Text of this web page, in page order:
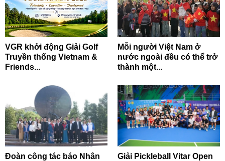
VGR khởi động Giải Golf
Truyền thống Vietnam &
Friends...
Mỗi người Việt Nam ở
nước ngoài đều có thể trở
thành một...
Đoàn công tác báo Nhân
Giải Pickleball Vitar Open